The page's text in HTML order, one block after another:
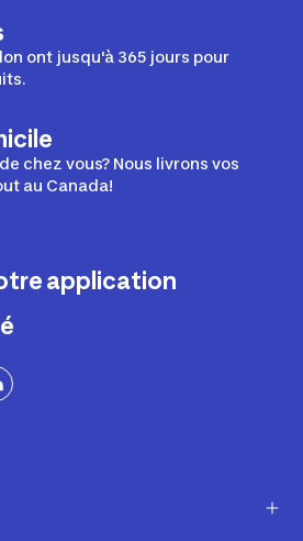
ont jusqu'à 365 jours pour
chez vous? Nous livrons vos
au Canada!
application